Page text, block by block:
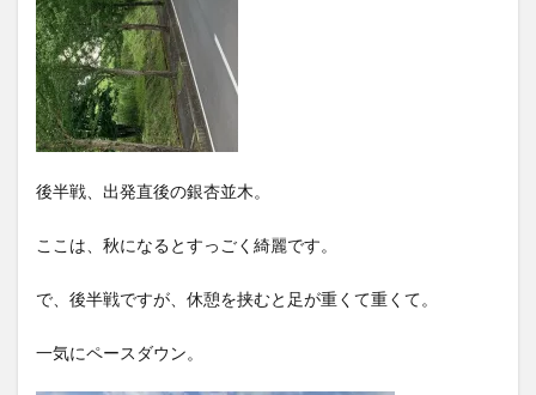
後半戦、出発直後の銀杏並木。
ここは、秋になるとすっごく綺麗です。
で、後半戦ですが、休憩を挟むと足が重くて重くて。
一気にペースダウン。